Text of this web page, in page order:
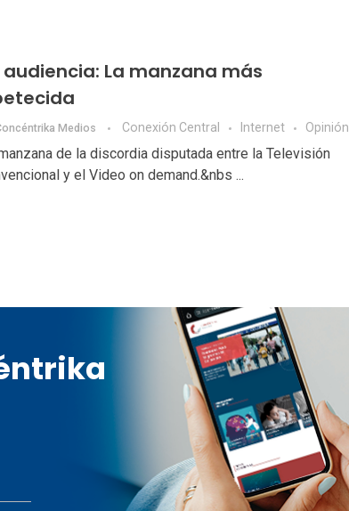
audiencia: La manzana más
Medios Conexión Central Internet Opinión
de la discordia disputada entre la Televisión
y el Video on demand.&nbs ...